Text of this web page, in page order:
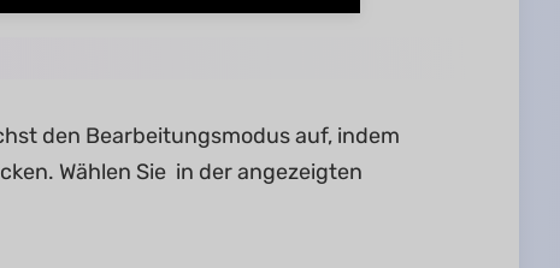
den Bearbeitungsmodus auf, indem
Wählen Sie in der angezeigten